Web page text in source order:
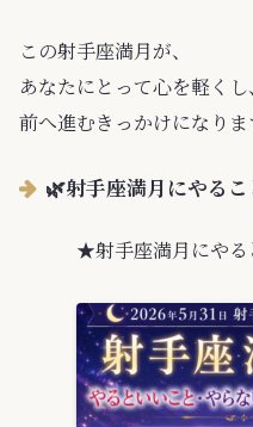
この射手座満月が、
あなたにとって心を軽くし、
前へ進むきっかけになりま
🌿射手座満月にやる
★射手座満月にや